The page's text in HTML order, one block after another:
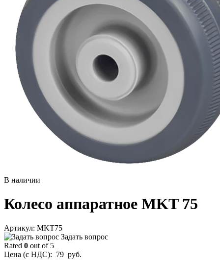
В наличии
Колесо аппаратное MKT 75
Aртикул: MKT75
Задать вопрос
Rated 0 out of 5
Цена (с НДС): 79 руб.